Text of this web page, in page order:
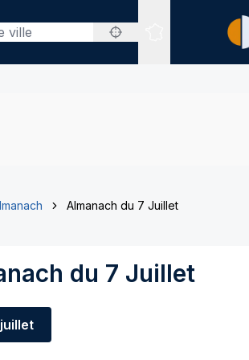
Sites expertisés
Almanach du 7 Juillet
du 7 Juillet